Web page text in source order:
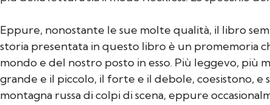
Eppure, nonostante le sue molte qualità, il libro
storia presentata in questo libro è un promemoria
mondo e del nostro posto in esso. Più leggevo, più
grande e il piccolo, il forte e il debole, coesistono, e
montagna russa di colpi di scena, eppure